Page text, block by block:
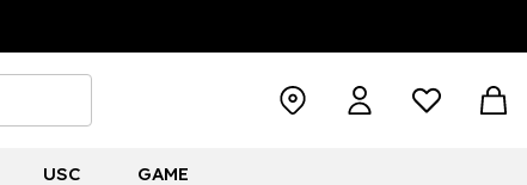
USC GAME